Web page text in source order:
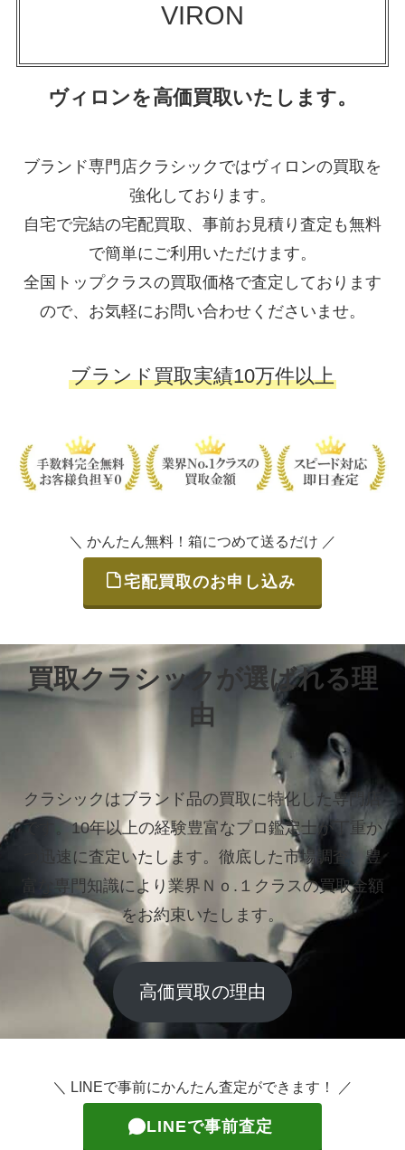
VIRON
ヴィロンを高価買取いたします。
ブランド専門店クラシックではヴィロンの買取を
強化しております。
自宅で完結の宅配買取、事前お見積り査定も無料
で簡単にご利用いただけます。
全国トップクラスの買取価格で査定しております
ので、お気軽にお問い合わせくださいませ。
ブランド買取実績10万件以上
＼ かんたん無料！箱につめて送るだけ ／
宅配買取のお申し込み
買取クラシックが選ばれる理
由
クラシックはブランド品の買取に特化した専門店
です。10年以上の経験豊富なプロ鑑定士が丁重か
つ迅速に査定いたします。 徹底した市場調査、豊
富な専門知識により業界Ｎｏ.１クラスの買取金額
をお約束いたします。
高価買取の理由
＼ LINEで事前にかんたん査定ができます！ ／
LINEで事前査定